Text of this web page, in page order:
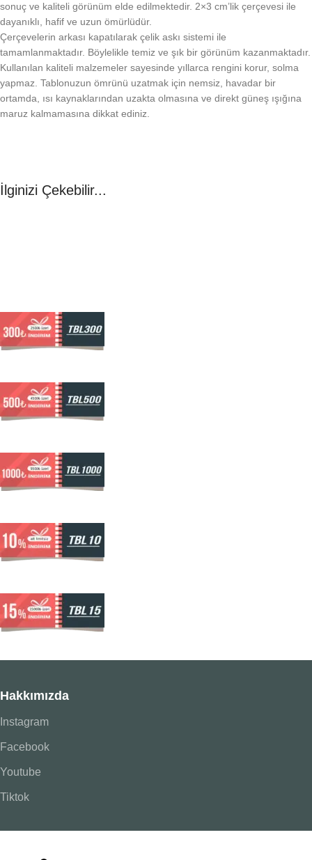
sonuç ve kaliteli görünüm elde edilmektedir. 2×3 cm’lik çerçevesi ile
dayanıklı, hafif ve uzun ömürlüdür.
Çerçevelerin arkası kapatılarak çelik askı sistemi ile
tamamlanmaktadır. Böylelikle temiz ve şık bir görünüm kazanmaktadır.
Kullanılan kaliteli malzemeler sayesinde yıllarca rengini korur, solma
yapmaz. Tablonuzun ömrünü uzatmak için nemsiz, havadar bir
ortamda, ısı kaynaklarından uzakta olmasına ve direkt güneş ışığına
maruz kalmamasına dikkat ediniz.
İlginizi Çekebilir...
Hakkımızda
Instagram
Facebook
Youtube
Tiktok